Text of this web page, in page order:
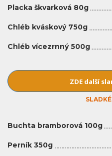
Placka škvarková 80g
Chléb kváskový 750g
Chléb vícezrnný 500g
ZDE další
Buchta bramborová 100g
Perník 350g